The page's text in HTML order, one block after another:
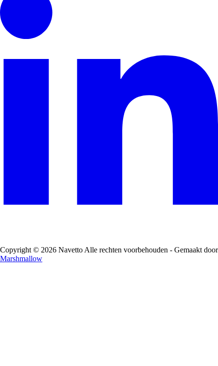
Copyright © 2026 Navetto Alle rechten voorbehouden - Gemaakt door
Marshmallow